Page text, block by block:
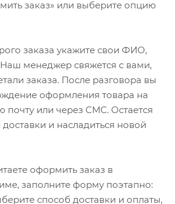
заказ» или выберите опцию
заказа укажите свои ФИО,
менеджер свяжется с вами,
заказа. После разговора вы
оформления товара на
почту или через СМС. Остается
и насладиться новой
оформить заказ в
заполните форму поэтапно:
способ доставки и оплаты,